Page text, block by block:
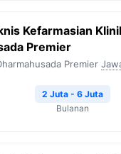
Kefarmasian
Premier
Premier
2 Juta - 6 Juta
Bulanan